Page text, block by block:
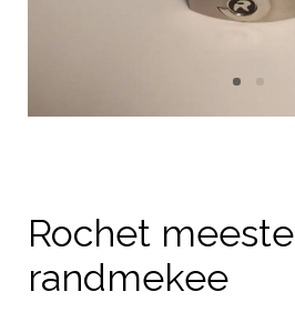
Rochet meeste
randmekee